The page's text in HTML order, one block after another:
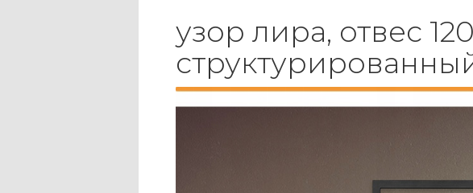
узор лира, отвес